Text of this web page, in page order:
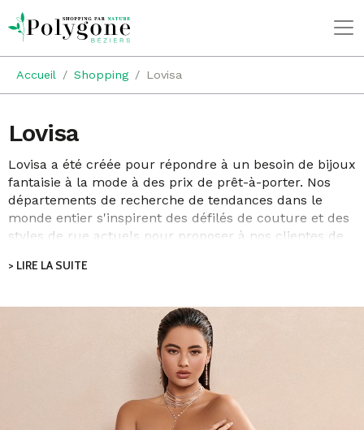
Accueil Shopping Lovisa
Lovisa
Lovisa a été créée pour répondre à un besoin de bijoux
fantaisie à la mode à des prix de prêt-à-porter. Nos
départements de recherche de tendances dans le
monde entier s'inspirent des défilés de couture et des
styles de rue actuels pour proposer à nos clientes de
une marque de bijoux à la pointe de la mode qui
modèles livrés en magasin chaque semaine. Nous
offrons un service à la clientèle exceptionnel et
appliquons notre devise, "It's about you, always", à tout
> LIRE LA SUITE